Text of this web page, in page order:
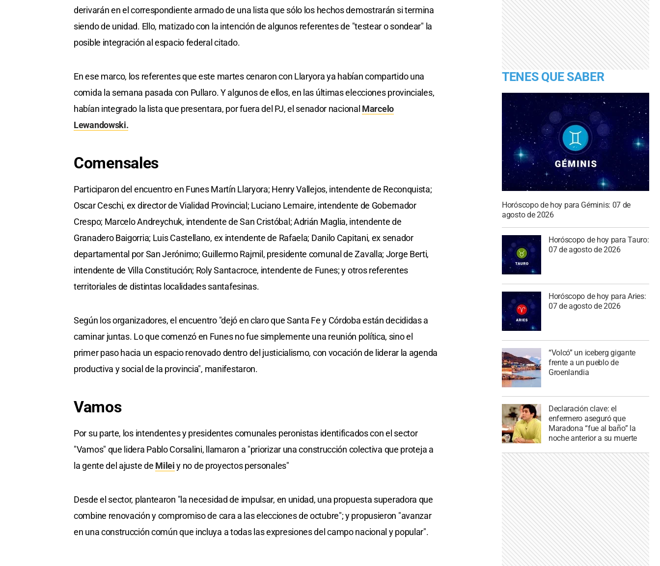
derivarán en el correspondiente armado de una lista que sólo los hechos demostrarán si termina
siendo de unidad. Ello, matizado con la intención de algunos referentes de "testear o sondear" la
posible integración al espacio federal citado.
En ese marco, los referentes que este martes cenaron con Llaryora ya habían compartido una
comida la semana pasada con Pullaro. Y algunos de ellos, en las últimas elecciones provinciales,
habían integrado la lista que presentara, por fuera del PJ, el senador nacional Marcelo
Lewandowski.
Comensales
Participaron del encuentro en Funes Martín Llaryora; Henry Vallejos, intendente de Reconquista;
Oscar Ceschi, ex director de Vialidad Provincial; Luciano Lemaire, intendente de Gobernador
Crespo; Marcelo Andreychuk, intendente de San Cristóbal; Adrián Maglia, intendente de
Granadero Baigorria; Luis Castellano, ex intendente de Rafaela; Danilo Capitani, ex senador
departamental por San Jerónimo; Guillermo Rajmil, presidente comunal de Zavalla; Jorge Berti,
intendente de Villa Constitución; Roly Santacroce, intendente de Funes; y otros referentes
territoriales de distintas localidades santafesinas.
Según los organizadores, el encuentro "dejó en claro que Santa Fe y Córdoba están decididas a
caminar juntas. Lo que comenzó en Funes no fue simplemente una reunión política, sino el
primer paso hacia un espacio renovado dentro del justicialismo, con vocación de liderar la agenda
productiva y social de la provincia", manifestaron.
Vamos
Por su parte, los intendentes y presidentes comunales peronistas identificados con el sector
"Vamos" que lidera Pablo Corsalini, llamaron a "priorizar una construcción colectiva que proteja a
la gente del ajuste de Mileiy no de proyectos personales"
Desde el sector, plantearon "la necesidad de impulsar, en unidad, una propuesta superadora que
combine renovación y compromiso de cara a las elecciones de octubre"; y propusieron "avanzar
en una construcción común que incluya a todas las expresiones del campo nacional y popular".
TENES QUE SABER
Horóscopo de hoy para Géminis: 07 de
agosto de 2026
Horóscopo de hoy para Tauro:
07 de agosto de 2026
Horóscopo de hoy para Aries:
07 de agosto de 2026
“Volcó” un iceberg gigante
frente a un pueblo de
Groenlandia
Declaración clave: el
enfermero aseguró que
Maradona “fue al baño” la
noche anterior a su muerte